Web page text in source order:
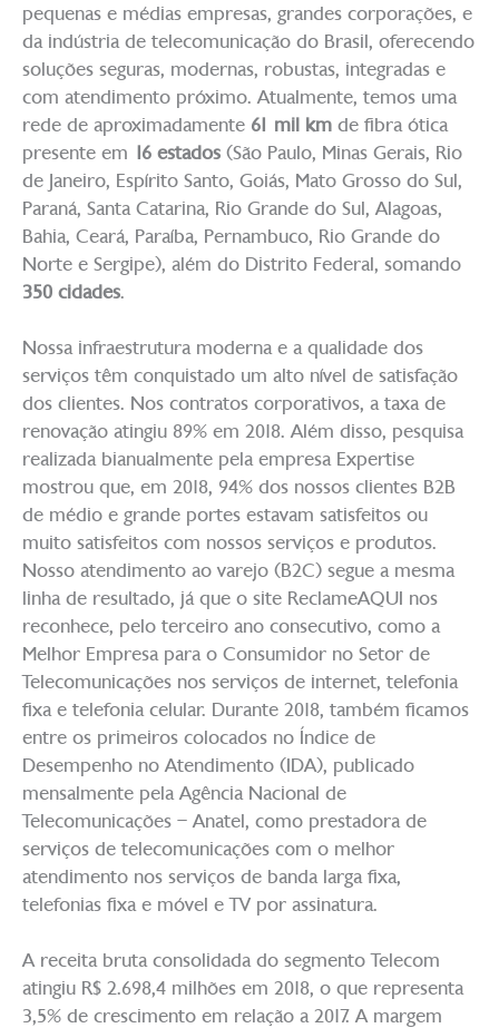
pequenas e médias empresas, grandes corporações, e
da indústria de telecomunicação do Brasil, oferecendo
soluções seguras, modernas, robustas, integradas e
com atendimento próximo. Atualmente, temos uma
rede de aproximadamente 61 mil km de fibra ótica
presente em 16 estados (São Paulo, Minas Gerais, Rio
de Janeiro, Espírito Santo, Goiás, Mato Grosso do Sul,
Paraná, Santa Catarina, Rio Grande do Sul, Alagoas,
Bahia, Ceará, Paraíba, Pernambuco, Rio Grande do
Norte e Sergipe), além do Distrito Federal, somando
350 cidades.
Nossa infraestrutura moderna e a qualidade dos
serviços têm conquistado um alto nível de satisfação
dos clientes. Nos contratos corporativos, a taxa de
renovação atingiu 89% em 2018. Além disso, pesquisa
realizada bianualmente pela empresa Expertise
mostrou que, em 2018, 94% dos nossos clientes B2B
de médio e grande portes estavam satisfeitos ou
muito satisfeitos com nossos serviços e produtos.
Nosso atendimento ao varejo (B2C) segue a mesma
linha de resultado, já que o site ReclameAQUI nos
reconhece, pelo terceiro ano consecutivo, como a
Melhor Empresa para o Consumidor no Setor de
Telecomunicações nos serviços de internet, telefonia
fixa e telefonia celular. Durante 2018, também ficamos
entre os primeiros colocados no Índice de
Desempenho no Atendimento (IDA), publicado
mensalmente pela Agência Nacional de
Telecomunicações – Anatel, como prestadora de
serviços de telecomunicações com o melhor
atendimento nos serviços de banda larga fixa,
telefonias fixa e móvel e TV por assinatura.
A receita bruta consolidada do segmento Telecom
atingiu R$ 2.698,4 milhões em 2018, o que representa
3,5% de crescimento em relação a 2017. A margem